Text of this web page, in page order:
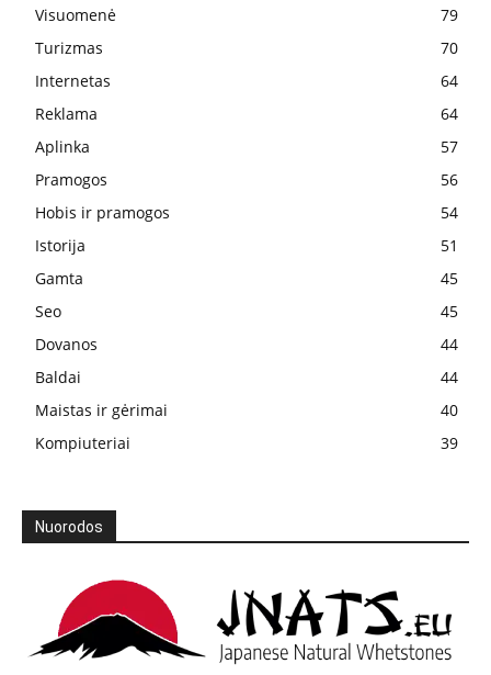
Visuomenė
79
Turizmas
70
Internetas
64
Reklama
64
Aplinka
57
Pramogos
56
Hobis ir pramogos
54
Istorija
51
Gamta
45
Seo
45
Dovanos
44
Baldai
44
Maistas ir gėrimai
40
Kompiuteriai
39
Nuorodos